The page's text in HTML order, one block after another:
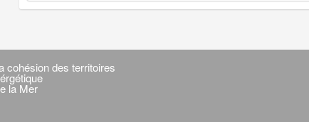
cohésion des territoires
la Mer